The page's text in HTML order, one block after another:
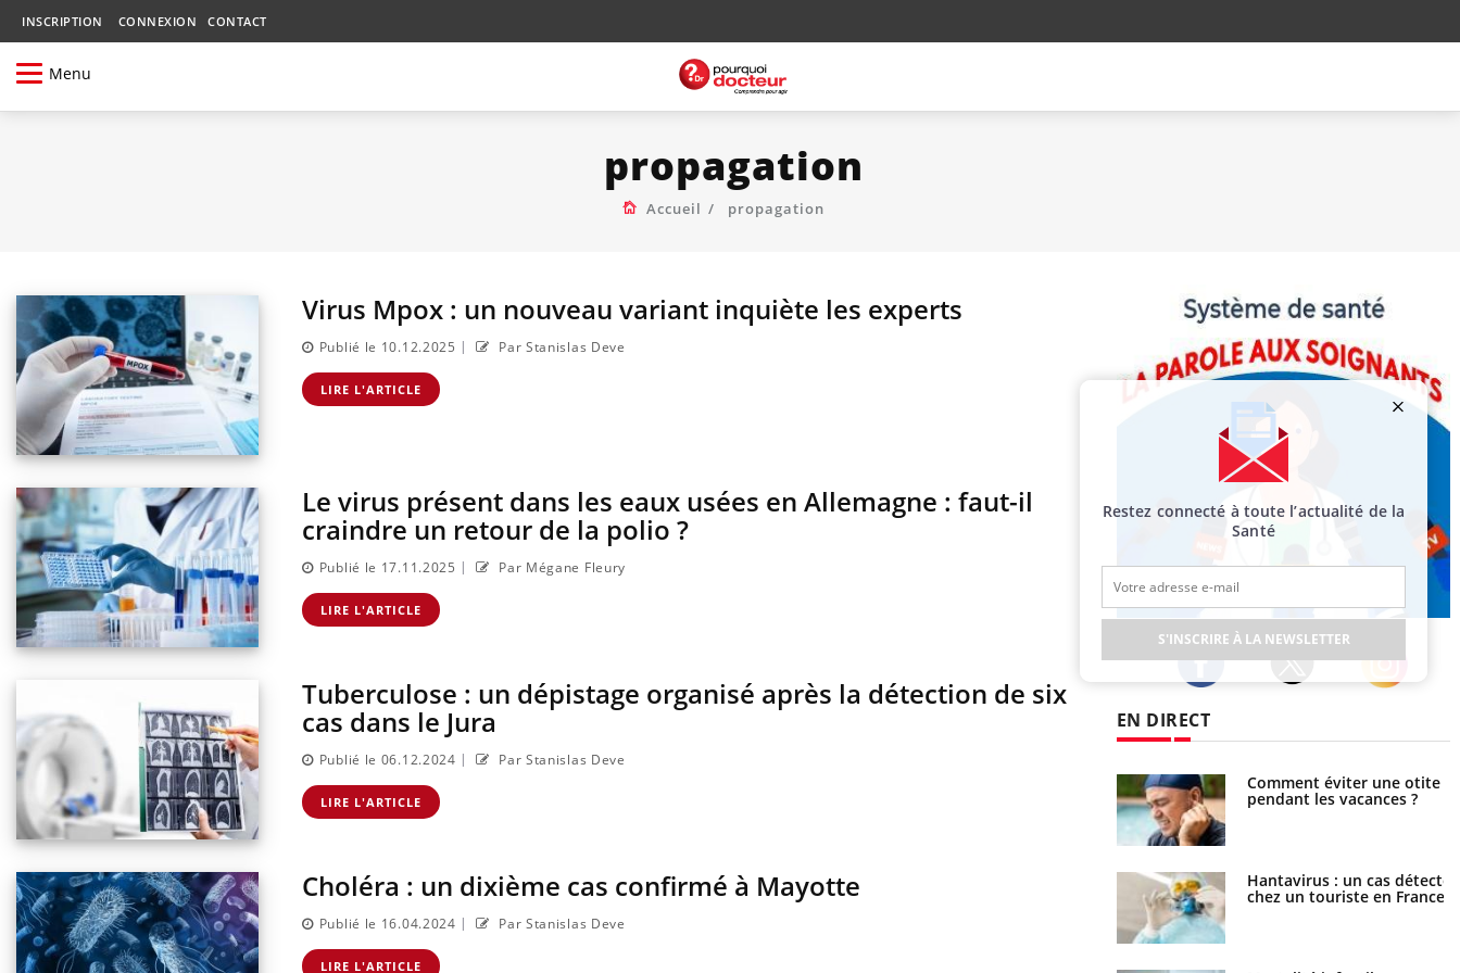
INSCRIPTION CONNEXION CONTACT
Menu
propagation
Accueil propagation
Virus Mpox : un nouveau variant inquiète les experts
Publié le 10.12.2025 | Par Stanislas Deve
LIRE L'ARTICLE
Le virus présent dans les eaux usées en Allemagne : faut-il
craindre un retour de la polio ?
Publié le 17.11.2025 | Par Mégane Fleury
LIRE L'ARTICLE
Tuberculose : un dépistage organisé après la détection de six
cas dans le Jura
Publié le 06.12.2024 | Par Stanislas Deve
LIRE L'ARTICLE
Choléra : un dixième cas confirmé à Mayotte
Publié le 16.04.2024 | Par Stanislas Deve
LIRE L'ARTICLE
EN DIRECT
Éclipse solaire du 12 août :
“Des verres adaptés, c'est
santé des yeux”
Comment éviter une otite
pendant les vacances ?
Hantavirus : un cas détecté
chez un touriste en France
Restez connecté à toute l’actualité de la
Santé
S'INSCRIRE À LA NEWSLETTER